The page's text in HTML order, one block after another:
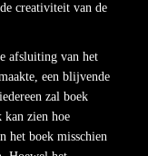
creativiteit van de
afsluiting van het
een blijvende
zal boek
kan zien hoe
het boek misschien